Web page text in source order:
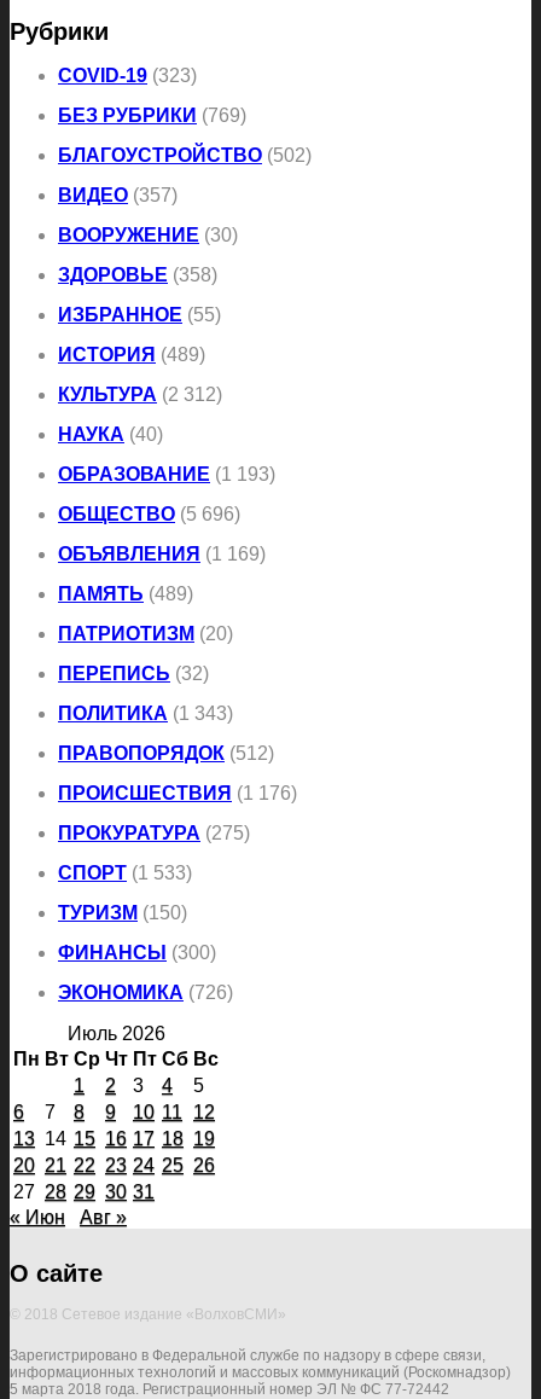
Рубрики
COVID-19 (323)
БЕЗ РУБРИКИ (769)
БЛАГОУСТРОЙСТВО (502)
ВИДЕО (357)
ВООРУЖЕНИЕ (30)
ЗДОРОВЬЕ (358)
ИЗБРАННОЕ (55)
ИСТОРИЯ (489)
КУЛЬТУРА (2 312)
НАУКА (40)
ОБРАЗОВАНИЕ (1 193)
ОБЩЕСТВО (5 696)
ОБЪЯВЛЕНИЯ (1 169)
ПАМЯТЬ (489)
ПАТРИОТИЗМ (20)
ПЕРЕПИСЬ (32)
ПОЛИТИКА (1 343)
ПРАВОПОРЯДОК (512)
ПРОИСШЕСТВИЯ (1 176)
ПРОКУРАТУРА (275)
СПОРТ (1 533)
ТУРИЗМ (150)
ФИНАНСЫ (300)
ЭКОНОМИКА (726)
Июль 2026
Пн Вт Ср Чт Пт Сб Вс
1
2 3 4
5
6
7 8 9 10 11 12
13 14 15 16 17 18 19
20 21 22 23 24 25 26
27 28 29 30 31
« Июн
Авг »
О сайте
© 2018 Сетевое издание «ВолховСМИ»
Зарегистрировано в Федеральной службе по надзору в сфере связи,
информационных технологий и массовых коммуникаций (Роскомнадзор)
5 марта 2018 года. Регистрационный номер ЭЛ № ФС 77-72442